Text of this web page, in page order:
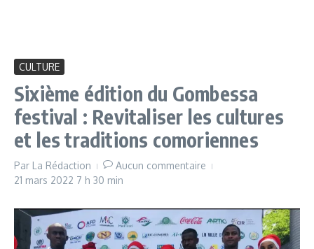
CULTURE
Sixième édition du Gombessa
festival : Revitaliser les cultures
et les traditions comoriennes
Par La Rédaction
Aucun commentaire
21 mars 2022 7 h 30 min